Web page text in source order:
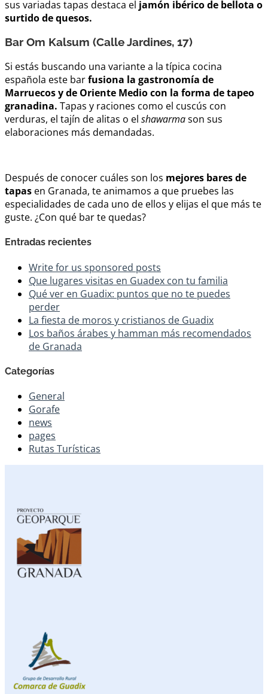
sus variadas tapas destaca el jamón ibérico de bellota o
surtido de quesos.
Bar Om Kalsum (Calle Jardines, 17)
Si estás buscando una variante a la típica cocina
española este barfusiona la gastronomía de
Marruecos y de Oriente Medio con la forma de tapeo
granadina. Tapas y raciones como el cuscús con
verduras, el tajín de alitas o el shawarmason sus
elaboraciones más demandadas.
Después de conocer cuáles son los mejores bares de
tapas en Granada, te animamos a que pruebes las
especialidades de cada uno de ellos y elijas el que más te
guste. ¿Con qué bar te quedas?
Entradas recientes
Write for us sponsored posts
Que lugares visitas en Guadex con tu familia
Qué ver en Guadix: puntos que no te puedes
perder
La fiesta de moros y cristianos de Guadix
Los baños árabes y hamman más recomendados
de Granada
Categorías
General
Gorafe
news
pages
Rutas Turísticas